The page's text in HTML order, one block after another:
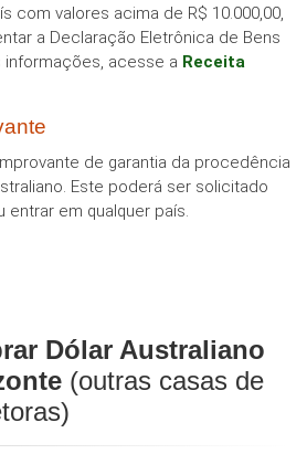
com valores acima de R$ 10.000,00,
a Declaração Eletrônica de Bens
informações, acesse a Receita
de garantia da procedência
Este poderá ser solicitado
entrar em qualquer país.
Dólar Australiano
(outras casas de